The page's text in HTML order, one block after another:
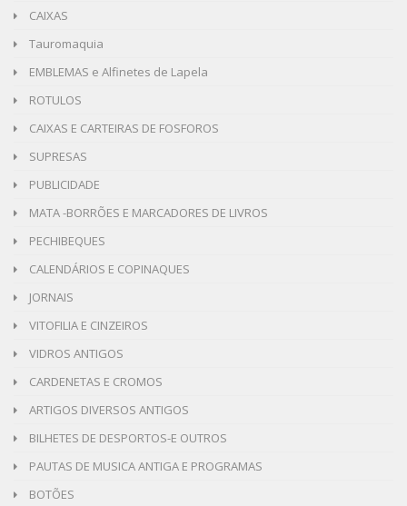
CAIXAS
Tauromaquia
EMBLEMAS e Alfinetes de Lapela
ROTULOS
CAIXAS E CARTEIRAS DE FOSFOROS
SUPRESAS
PUBLICIDADE
MATA -BORRÕES E MARCADORES DE LIVROS
PECHIBEQUES
CALENDÁRIOS E COPINAQUES
JORNAIS
VITOFILIA E CINZEIROS
VIDROS ANTIGOS
CARDENETAS E CROMOS
ARTIGOS DIVERSOS ANTIGOS
BILHETES DE DESPORTOS-E OUTROS
PAUTAS DE MUSICA ANTIGA E PROGRAMAS
BOTÕES